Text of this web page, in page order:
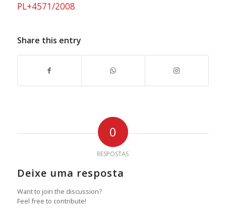
PL+4571/2008
Share this entry
0
RESPOSTAS
Deixe uma resposta
Want to join the discussion?
Feel free to contribute!